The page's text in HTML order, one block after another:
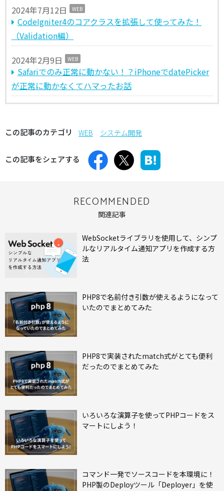
2024年7月12日 WEB
CodeIgniter4のコアクラスを拡張して使ってみた！
（Validation編）
2024年2月9日 WEB
Safariでのみ正常に動かない！？iPhoneでdatePicker
が正常に動かなくてハマったお話
この記事のカテゴリ WEB システム開発
この記事をシェアする
RECOMMENDED
関連記事
WebSocketライブラリを使用して、シンプ
ルなリアルタイム通知アプリを作成する方
法
PHP8で名前付き引数が使えるようになって
いたのでまとめてみた
PHP8で実装されたmatch式がとても便利
だったのでまとめてみた
いろいろな演算子を使ってPHPコードをス
マートにしよう！
コマンド一発でソースコードを本環境に！
PHP製のDeployツール「Deployer」を使